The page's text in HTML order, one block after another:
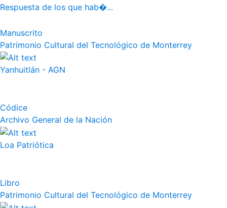
Respuesta de los que hab�...
Manuscrito
Patrimonio Cultural del Tecnológico de Monterrey
Yanhuitlán - AGN
Códice
Archivo General de la Nación
Loa Patriótica
Libro
Patrimonio Cultural del Tecnológico de Monterrey